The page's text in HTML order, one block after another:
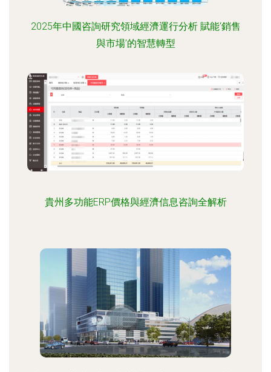
2025年中國咨詢研究領域經濟運行分析 賦能‘銷售
與市場’的智慧轉型
貴州多功能ERP價格與經濟信息咨詢全解析